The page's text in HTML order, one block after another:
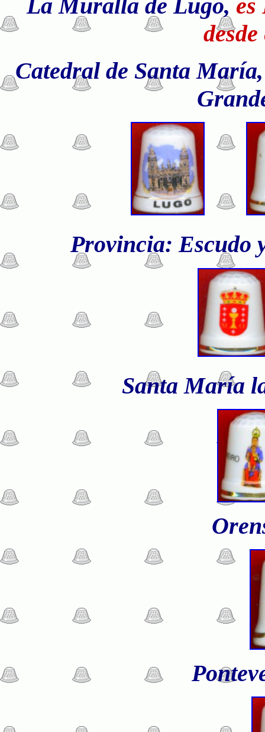
La Muralla de Lugo,
Catedral de Santa
Provincia: Escudo
Santa María